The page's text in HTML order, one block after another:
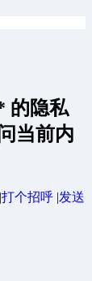
的隐私
当前内
|打个招呼 |发送